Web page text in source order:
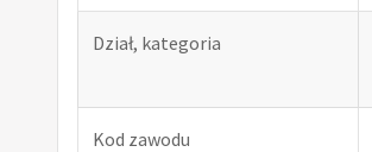
Dział, kategoria
Kod zawodu